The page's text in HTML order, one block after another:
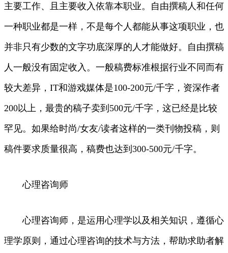
主要工作、且主要收入依靠本职业。自由撰稿人和任何
一种职业都是一样，不是每个人都能从事这项职业，也
并非只有少数的文字功底深厚的人才能做好。自由撰稿
人一般没有固定收入。一般稿费标准根据行业不同而有
较大差异，IT和游戏媒体是100-200元/千字，资深作者
200以上，最贵的稿子卖到500元/千字，这已经是比较
罕见。如果给时尚/女友/读者这样的一类刊物投稿，则
稿件要求质量很高，稿费也达到300-500元/千字。
心理咨询师
心理咨询师，是运用心理学以及相关知识，遵循心
理学原则，通过心理咨询的技术与方法，帮助求助者解